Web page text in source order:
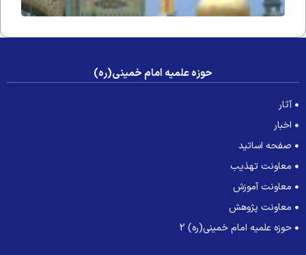
حوزه علمیه امام خمینی(ره)
آثار
اخبار
صفحه اساتید
معاونت تهذیب
معاونت آموزش
معاونت پژوهش
حوزه علمیه امام خمینی(ره) 2